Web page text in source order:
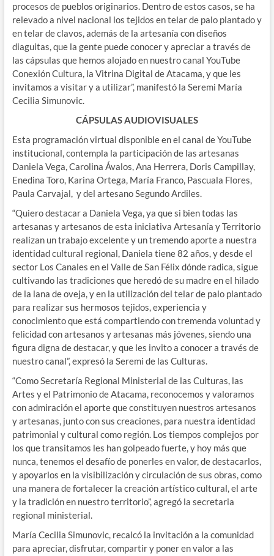
procesos de pueblos originarios. Dentro de estos casos, se ha
relevado a nivel nacional los tejidos en telar de palo plantado y
en telar de clavos, además de la artesanía con diseños
diaguitas, que la gente puede conocer y apreciar a través de
las cápsulas que hemos alojado en nuestro canal YouTube
Conexión Cultura, la Vitrina Digital de Atacama, y que les
invitamos a visitar y a utilizar”, manifestó la Seremi María
Cecilia Simunovic.
CÁPSULAS AUDIOVISUALES
Esta programación virtual disponible en el canal de YouTube
institucional, contempla la participación de las artesanas
Daniela Vega, Carolina Ávalos, Ana Herrera, Doris Campillay,
Enedina Toro, Karina Ortega, María Franco, Pascuala Flores,
Paula Carvajal, y del artesano Segundo Ardiles.
“Quiero destacar a Daniela Vega, ya que si bien todas las
artesanas y artesanos de esta iniciativa Artesanía y Territorio
realizan un trabajo excelente y un tremendo aporte a nuestra
identidad cultural regional, Daniela tiene 82 años, y desde el
sector Los Canales en el Valle de San Félix dónde radica, sigue
cultivando las tradiciones que heredó de su madre en el hilado
de la lana de oveja, y en la utilización del telar de palo plantado
para realizar sus hermosos tejidos, experiencia y
conocimiento que está compartiendo con tremenda voluntad y
felicidad con artesanos y artesanas más jóvenes, siendo una
figura digna de destacar, y que les invito a conocer a través de
nuestro canal”, expresó la Seremi de las Culturas.
“Como Secretaría Regional Ministerial de las Culturas, las
Artes y el Patrimonio de Atacama, reconocemos y valoramos
con admiración el aporte que constituyen nuestros artesanos
y artesanas, junto con sus creaciones, para nuestra identidad
patrimonial y cultural como región. Los tiempos complejos por
los que transitamos les han golpeado fuerte, y hoy más que
nunca, tenemos el desafío de ponerles en valor, de destacarlos,
y apoyarlos en la visibilización y circulación de sus obras, como
una manera de fortalecer la creación artístico cultural, el arte
y la tradición en nuestro territorio”, agregó la secretaria
regional ministerial.
María Cecilia Simunovic, recalcó la invitación a la comunidad
para apreciar, disfrutar, compartir y poner en valor a las